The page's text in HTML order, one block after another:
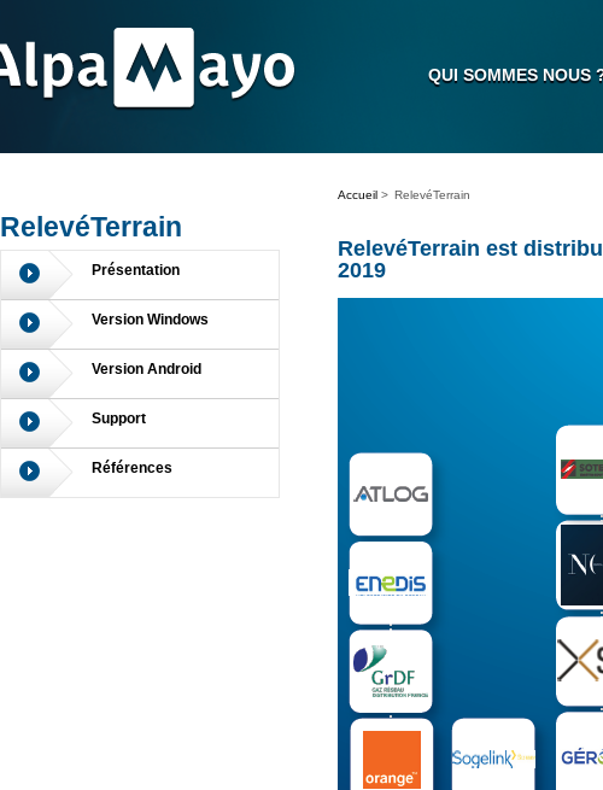
QUI SOMMES NOUS
RelevéTerrain
Présentation
Version Windows
Version Android
Support
Références
Accueil > RelevéTerrain
RelevéTerrain est
2019